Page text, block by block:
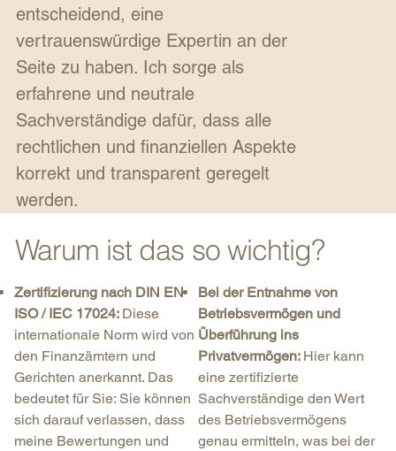
entscheidend, eine
vertrauenswürdige Expertin an der
Seite zu haben. Ich sorge als
erfahrene und neutrale
Sachverständige dafür, dass alle
rechtlichen und finanziellen Aspekte
korrekt und transparent geregelt
werden.
Warum ist das so wichtig?
Zertifizierung nach DIN EN
ISO / IEC 17024: Diese
internationale Norm wird von
den Finanzämtern und
Gerichten anerkannt. Das
bedeutet für Sie: Sie können
sich darauf verlassen, dass
meine Bewertungen und
Bei der Entnahme von
Betriebsvermögen und
Überführung ins
Privatvermögen: Hier kann
eine zertifizierte
Sachverständige den Wert
des Betriebsvermögens
genau ermitteln, was bei der